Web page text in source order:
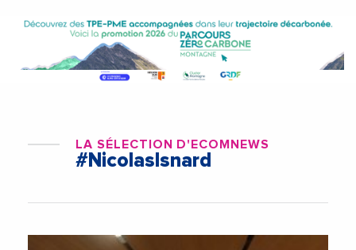
LA SÉLECTION D'ECOMNEWS
#NicolasIsnard